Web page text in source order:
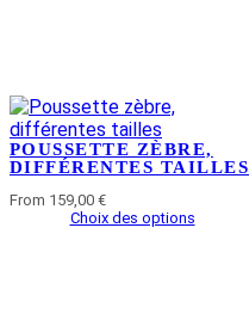
POUSSETTE ZÈBRE,
DIFFÉRENTES TAILLES
From 159,00 €
Choix des options